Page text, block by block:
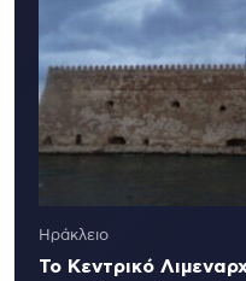
Ηράκλειο
Το Κεντρικό